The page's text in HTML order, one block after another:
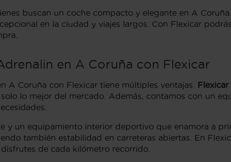
buscan un coche compacto y elegante en A
en la ciudad y viajes largos. Con Flexicar
en A Coruña con Flexicar
Coruña con Flexicar tiene múltiples ventajas. Flexicar
lo mejor del mercado. Además, contamos con un
y un equipamiento interior deportivo que enamora a
también estabilidad en carreteras abiertas. En
de cada kilómetro recorrido.